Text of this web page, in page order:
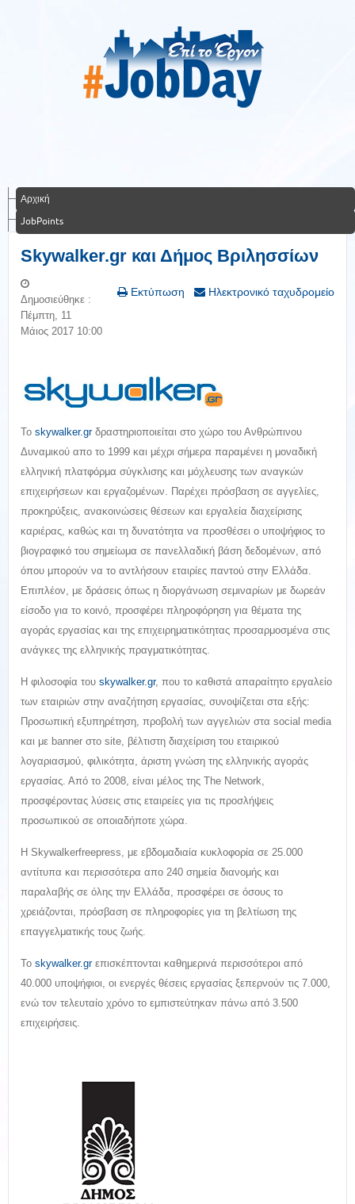
Αρχική
JobPoints
Skywalker.gr και Δήμος Βριλησσίων
Εκτύπωση Ηλεκτρονικό ταχυδρομείο
Δημοσιεύθηκε :
Πέμπτη, 11
Μάιος 2017 10:00
Το skywalker.grδραστηριοποιείται στο χώρο του Ανθρώπινου
Δυναμικού απο το 1999 και μέχρι σήμερα παραμένει η μοναδική
ελληνική πλατφόρμα σύγκλισης και μόχλευσης των αναγκών
επιχειρήσεων και εργαζομένων. Παρέχει πρόσβαση σε αγγελίες,
προκηρύξεις, ανακοινώσεις θέσεων και εργαλεία διαχείρισης
καριέρας, καθώς και τη δυνατότητα να προσθέσει ο υποψήφιος το
βιογραφικό του σημείωμα σε πανελλαδική βάση δεδομένων, από
όπου μπορούν να το αντλήσουν εταιρίες παντού στην Ελλάδα.
Επιπλέον, με δράσεις όπως η διοργάνωση σεμιναρίων με δωρεάν
είσοδο για το κοινό, προσφέρει πληροφόρηση για θέματα της
αγοράς εργασίας και της επιχειρηματικότητας προσαρμοσμένα στις
ανάγκες της ελληνικής πραγματικότητας.
Η φιλοσοφία του skywalker.gr, που το καθιστά απαραίτητο εργαλείο
των εταιριών στην αναζήτηση εργασίας, συνοψίζεται στα εξής:
Προσωπική εξυπηρέτηση, προβολή των αγγελιών στα social media
και με banner στο site, βέλτιστη διαχείριση του εταιρικού
λογαριασμού, φιλικότητα, άριστη γνώση της ελληνικής αγοράς
εργασίας. Από το 2008, είναι μέλος της The Network,
προσφέροντας λύσεις στις εταιρείες για τις προσλήψεις
προσωπικού σε οποιαδήποτε χώρα.
Η Skywalkerfreepress, με εβδομαδιαία κυκλοφορία σε 25.000
αντίτυπα και περισσότερα απο 240 σημεία διανομής και
παραλαβής σε όλης την Ελλάδα, προσφέρει σε όσους το
χρειάζονται, πρόσβαση σε πληροφορίες για τη βελτίωση της
επαγγελματικής τους ζωής.
Το skywalker.grεπισκέπτονται καθημερινά περισσότεροι από
40.000 υποψήφιοι, οι ενεργές θέσεις εργασίας ξεπερνούν τις 7.000,
ενώ τον τελευταίο χρόνο το εμπιστεύτηκαν πάνω από 3.500
επιχειρήσεις.